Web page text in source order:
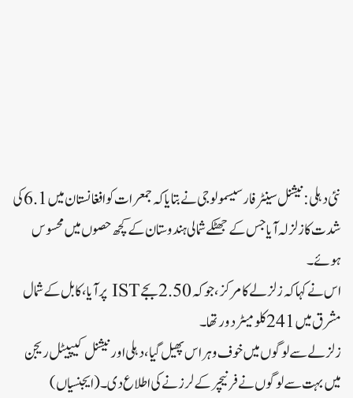
نئی دہلی: نیشنل سینٹر فار سیسمولوجی نے بتایا کہ جمعرات کو افغانستان میں 6.1 کی
شدت کا زلزلہ آیا جس کے جھٹکے شمالی ہندوستان کے کچھ حصوں میں محسوس
ہوئے۔
اس نے کہا کہ زلزلے کا مرکز، جو کہ 2.50 بجے IST پر آیا، کابل کے شمال
مشرق میں 241 کلومیٹر دور تھا۔
زلزلے سے لوگوں میں خوف و ہراس پھیل گیا، دہلی اور نیشنل کیپیٹل ریجن
میں بہت سے لوگوں نے فرنیچر کے لرزنے کی اطلاع دی۔ (ایجنسیاں)